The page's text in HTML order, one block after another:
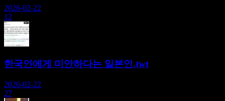
2026-02-22
12
한국인에게 미안하다는 일본인.twt
2026-02-22
27